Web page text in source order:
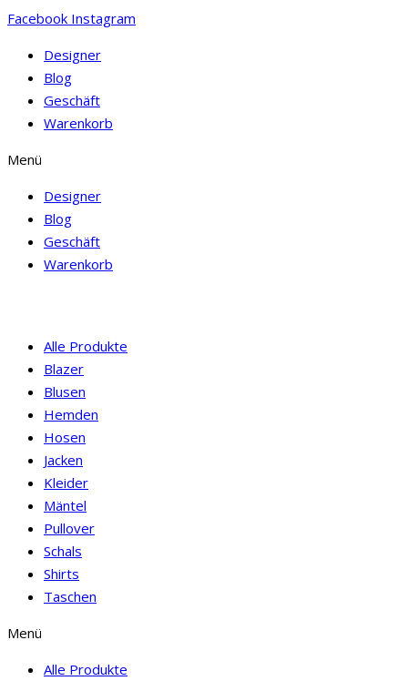
Facebook Instagram
Designer
Blog
Geschäft
Warenkorb
Menü
Designer
Blog
Geschäft
Warenkorb
Alle Produkte
Blazer
Blusen
Hemden
Hosen
Jacken
Kleider
Mäntel
Pullover
Schals
Shirts
Taschen
Menü
Alle Produkte